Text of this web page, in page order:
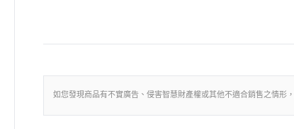
如您發現商品有不實廣告、侵害智慧財產權或其他不適合銷售之情形